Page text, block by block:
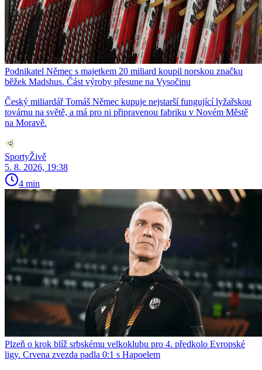
Podnikatel Němec s majetkem 20 miliard koupil norskou značku
běžek Madshus. Část výroby přesune na Vysočinu
Český miliardář Tomáš Němec kupuje nejstarší fungující lyžařskou
továrnu na světě, a má pro ni připravenou fabriku v Novém Městě
na Moravě.
SportyŽivě
5. 8. 2026, 19:38
4 min
Plzeň o krok blíž srbskému velkoklubu pro 4. předkolo Evropské
ligy. Crvena zvezda padla 0:1 s Hapoelem